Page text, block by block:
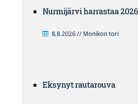
Nurmijärvi harrastaa 2026
8.8.2026 // Monikon tori
Eksynyt rautarouva